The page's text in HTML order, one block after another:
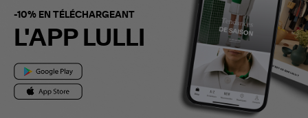
-10% EN TÉLÉCHARGEANT
L'APP LULLI